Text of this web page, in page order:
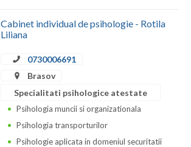
Cabinet individual de psihologie - Rotila
Liliana
0730006691
Brasov
Specialitati psihologice atestate
Psihologia muncii si organizationala
Psihologia transporturilor
Psihologie aplicata in domeniul securitatii